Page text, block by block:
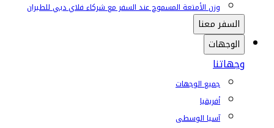
وزن الأمتعة المسموح عند السفر مع شركاء فلاي دبي للطيران
السفر معنا
الوجهات
وجهاتنا
جميع الوجهات
أفريقيا
آسيا الوسطى